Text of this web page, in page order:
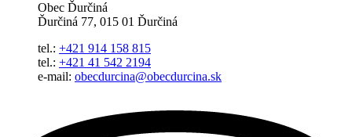
Obec Ďurčiná
Ďurčiná 77, 015 01 Ďurčiná
tel.: +421 914 158 815
tel.: +421 41 542 2194
e-mail: obecdurcina@obecdurcina.sk